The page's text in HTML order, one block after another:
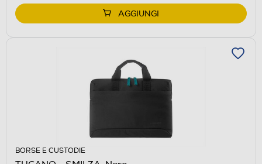
AGGIUNGI
BORSE E CUSTODIE